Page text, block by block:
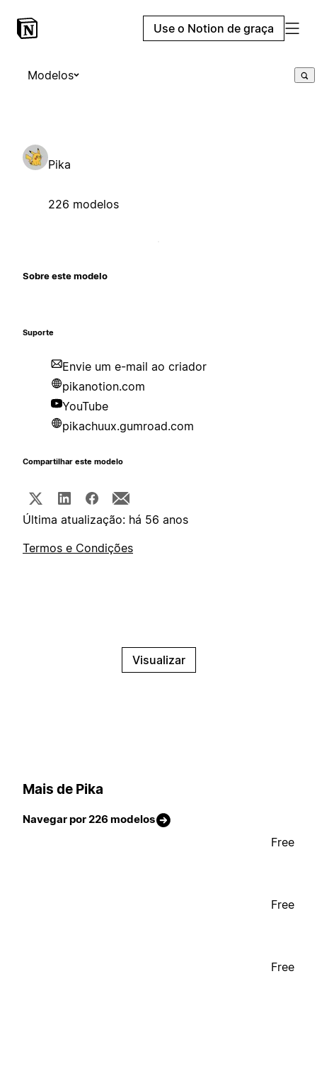
Use o Notion de graça
Modelos
Pika
226 modelos
Sobre este modelo
Suporte
Envie um e-mail ao criador
pikanotion.com
YouTube
pikachuux.gumroad.com
Compartilhar este modelo
Última atualização: há 56 anos
Termos e Condições
Visualizar
Mais de Pika
Navegar por 226 modelos
Free
Free
Free